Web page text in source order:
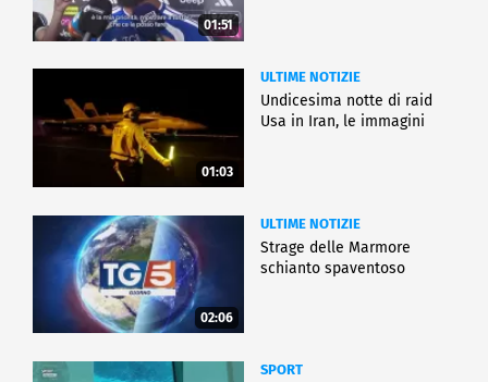
01:51
01:03
ULTIME NOTIZIE
Undicesima notte di raid
Usa in Iran, le immagini
02:06
ULTIME NOTIZIE
Strage delle Marmore
schianto spaventoso
SPORT